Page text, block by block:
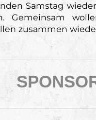
Samstag
Gemeinsam
zusammen